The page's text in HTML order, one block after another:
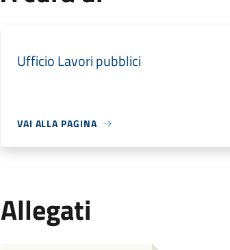
Ufficio Lavori pubblici
VAI ALLA PAGINA
Allegati